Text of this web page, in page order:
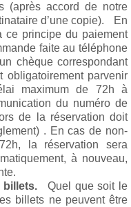
(après accord de notre
d’une copie). En
ce principe du paiement
faite au téléphone
chèque correspondant
parvenir
maximum de 72h à
du numéro de
de la réservation doit
. En cas de non-
la réservation sera
à nouveau,
billets.Quel que soit le
billets ne peuvent être